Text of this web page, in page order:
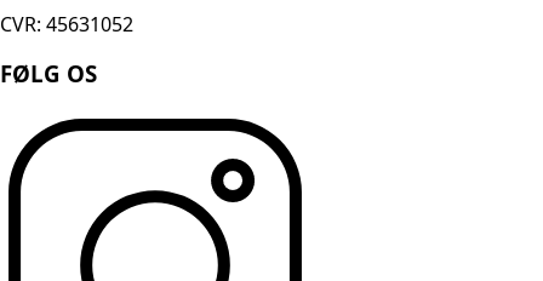
CVR: 45631052
FØLG OS